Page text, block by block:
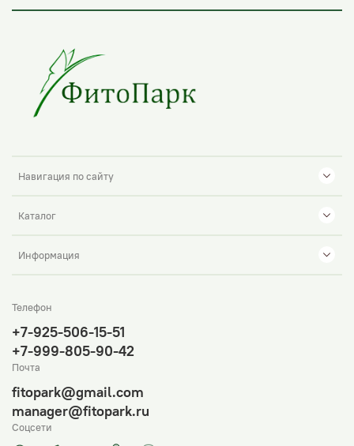
Навигация по сайту
Каталог
Информация
Телефон
+7-925-506-15-51
+7-999-805-90-42
Почта
fitopark@gmail.com
manager@fitopark.ru
Соцсети